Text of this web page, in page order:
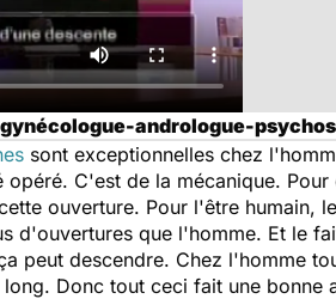
gynécologue-andrologue-
sont exceptionnelles chez
opéré. C'est de la mécanique.
ouverture. Pour l'être humain,
d'ouvertures que l'homme. Et le
peut descendre. Chez l'homme
Donc tout ceci fait une